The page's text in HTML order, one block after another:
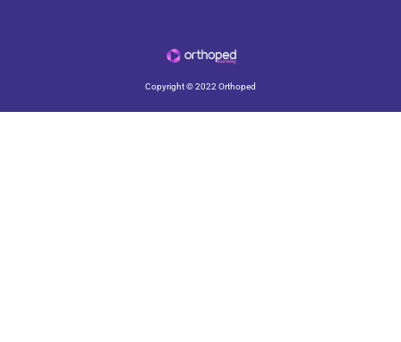
Copyright © 2022 Orthoped